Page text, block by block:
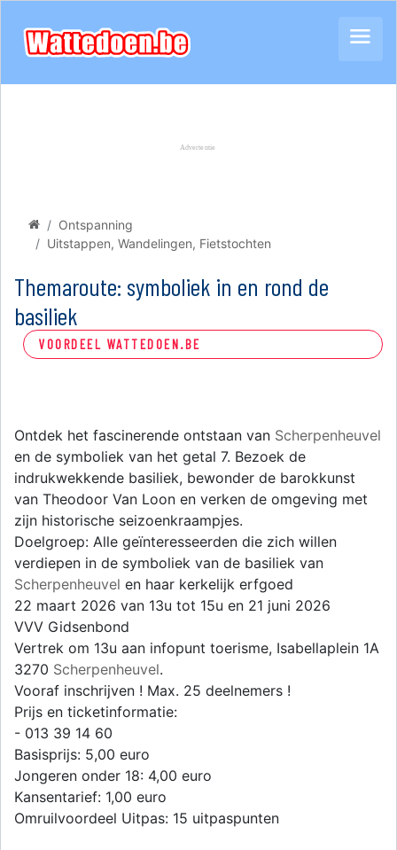
Ontspanning
Uitstappen, Wandelingen, Fietstochten
Themaroute: symboliek in en rond de
basiliek
VOORDEEL WATTEDOEN.BE
Ontdek het fascinerende ontstaan van Scherpenheuvel
en de symboliek van het getal 7. Bezoek de
indrukwekkende basiliek, bewonder de barokkunst
van Theodoor Van Loon en verken de omgeving met
zijn historische seizoenkraampjes.
Doelgroep: Alle geïnteresseerden die zich willen
verdiepen in de symboliek van de basiliek van
Scherpenheuvel en haar kerkelijk erfgoed
22 maart 2026 van 13u tot 15u en 21 juni 2026
VVV Gidsenbond
Vertrek om 13u aan infopunt toerisme, Isabellaplein 1A
3270 Scherpenheuvel.
Vooraf inschrijven ! Max. 25 deelnemers !
Prijs en ticketinformatie:
- 013 39 14 60
Basisprijs: 5,00 euro
Jongeren onder 18: 4,00 euro
Kansentarief: 1,00 euro
Omruilvoordeel Uitpas: 15 uitpaspunten